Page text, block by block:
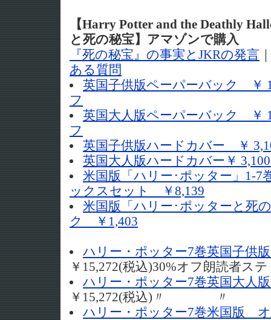
【Harry Potter and the Deathly
と死の秘宝】アマゾンで購入
『死の秘宝』の事実とJKRの発言
ある質問
英国子供版ペーパーバック ￥
フ
英国大人版ペーパーバック ￥
フ
英国子供版ハードカバー ￥
英国大人版ハードカバー￥
米国版「ハリー･ポッター」1-7
ックスセット ￥8,139
米国版「ハリー･ポッターと死
ク ￥1,403
ハリー・ポッター7巻英国子供
￥15,272(税込)30%オフ朗読者ス
ハリー・ポッター7巻英国大人
￥15,272(税込)〃 〃
ハリー・ポッター7巻米国版